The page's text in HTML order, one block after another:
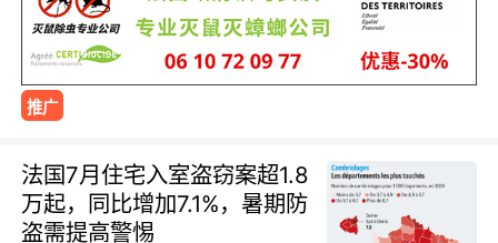
推广
法国7月住宅入室盗窃案超1.8
万起，同比增加7.1%，暑期防
盗需提高警惕